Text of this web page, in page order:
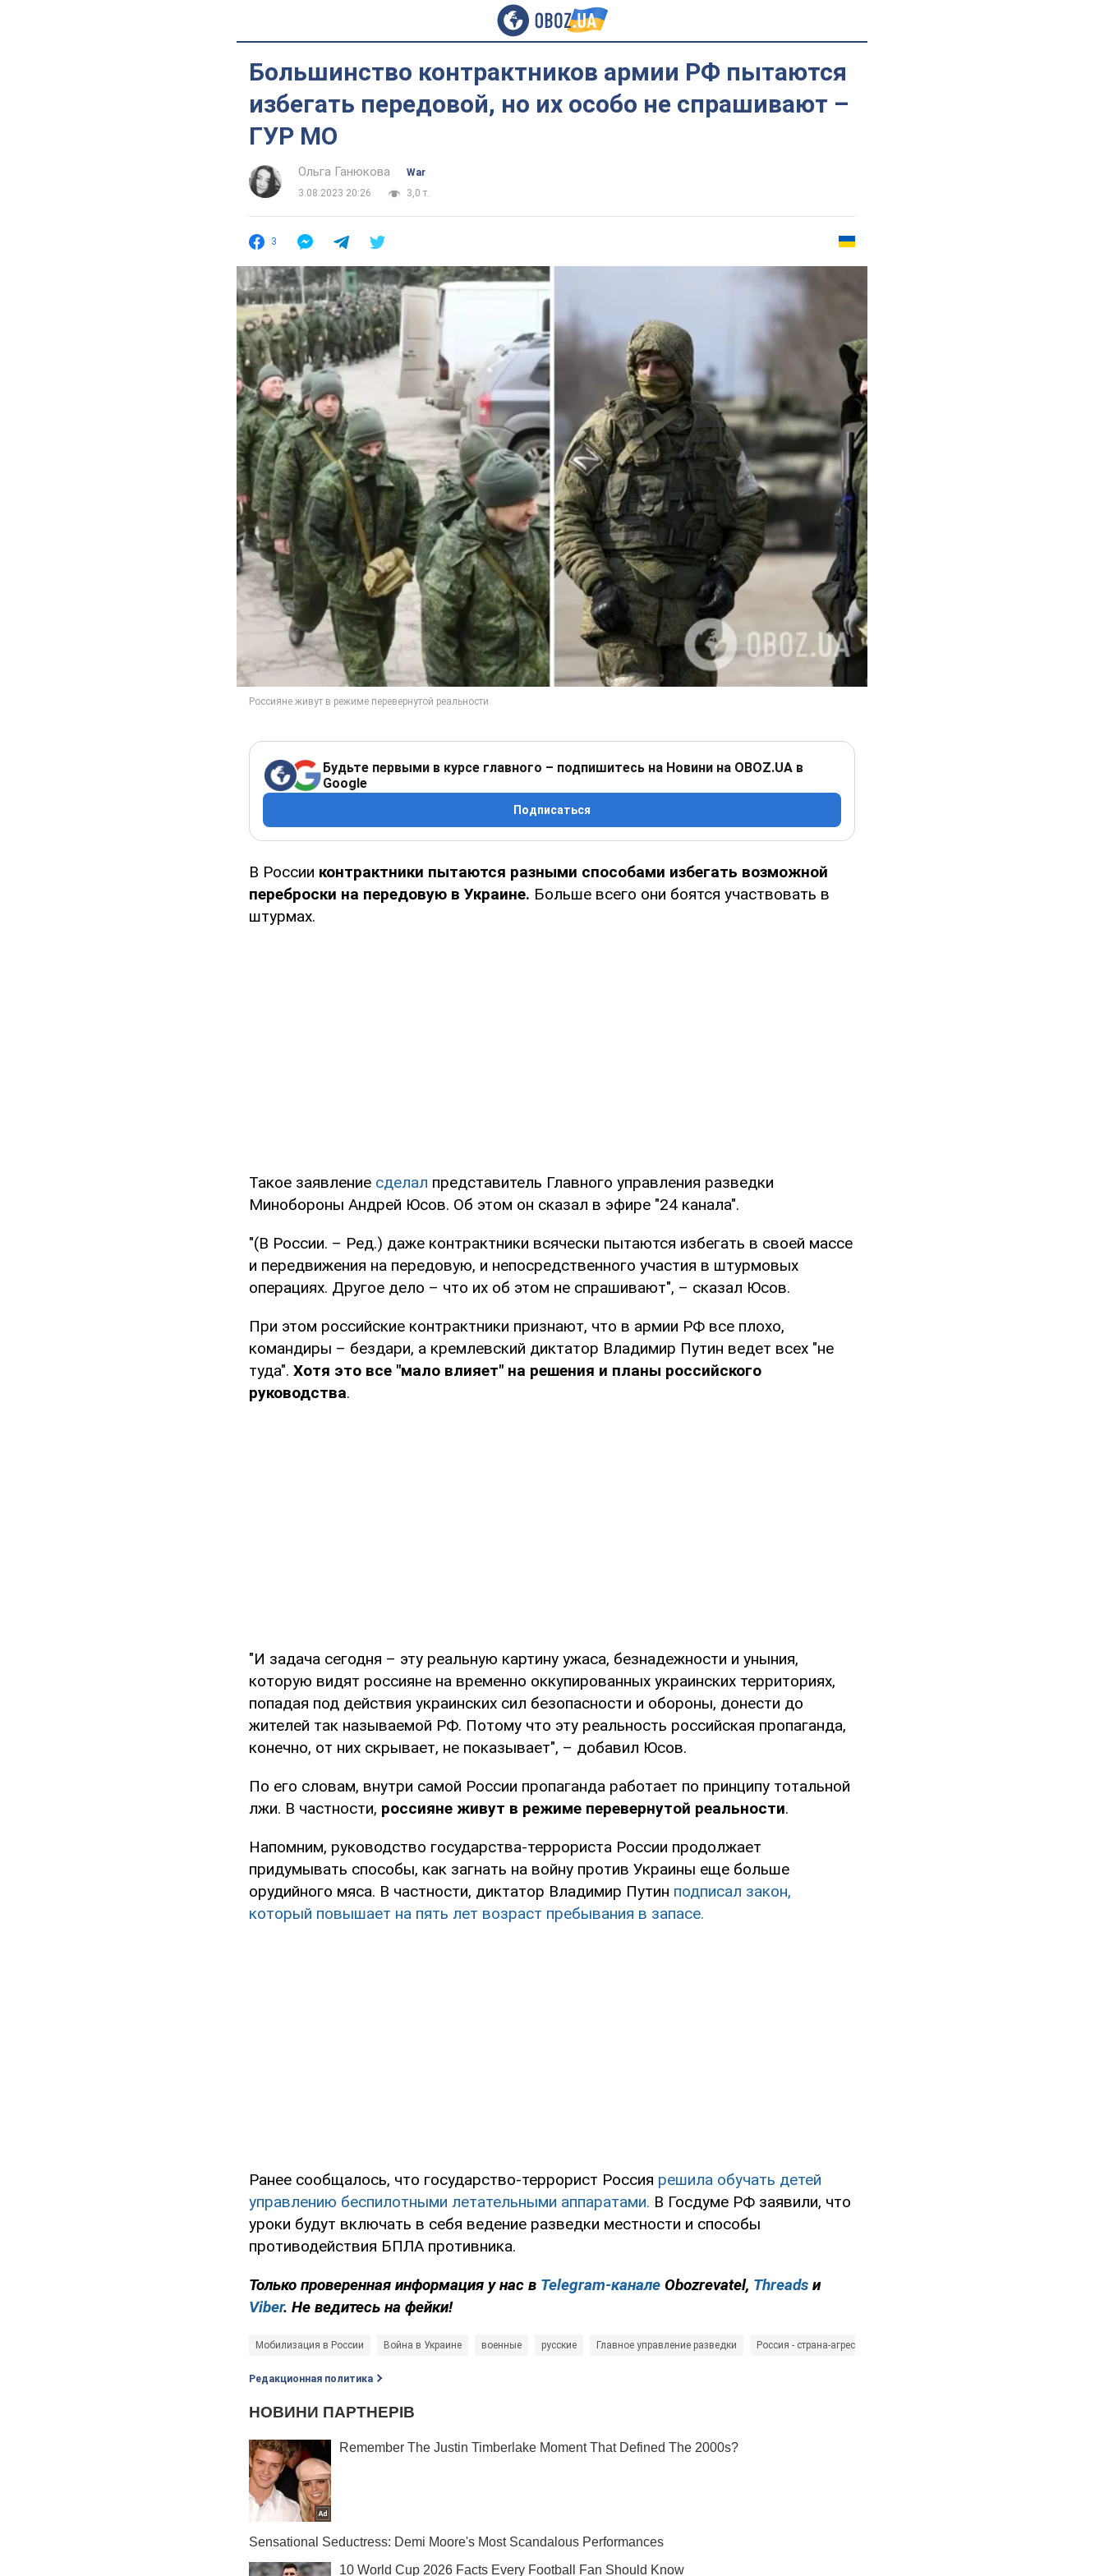
Большинство контрактников армии РФ пытаются
избегать передовой, но их особо не спрашивают –
ГУР МО
Ольга Ганюкова
War
3.08.2023 20:26
3,0 т.
3
Будьте первыми в курсе главного – подпишитесь на Новини на OBOZ.UA в
Google
Подписаться
В России контрактники пытаются разными способами избегать возможной
переброски на передовую в Украине. Больше всего они боятся участвовать в
штурмах.
Такое заявление сделал представитель Главного управления разведки
Минобороны Андрей Юсов. Об этом он сказал в эфире "24 канала".
"(В России. – Ред.) даже контрактники всячески пытаются избегать в своей массе
и передвижения на передовую, и непосредственного участия в штурмовых
операциях. Другое дело – что их об этом не спрашивают", – сказал Юсов.
При этом российские контрактники признают, что в армии РФ все плохо,
командиры – бездари, а кремлевский диктатор Владимир Путин ведет всех "не
туда". Хотя это все "мало влияет" на решения и планы российского
руководства.
"И задача сегодня – эту реальную картину ужаса, безнадежности и уныния,
которую видят россияне на временно оккупированных украинских территориях,
попадая под действия украинских сил безопасности и обороны, донести до
жителей так называемой РФ. Потому что эту реальность российская пропаганда,
конечно, от них скрывает, не показывает", – добавил Юсов.
По его словам, внутри самой России пропаганда работает по принципу тотальной
лжи. В частности, россияне живут в режиме перевернутой реальности.
Напомним, руководство государства-террориста России продолжает
придумывать способы, как загнать на войну против Украины еще больше
орудийного мяса. В частности, диктатор Владимир Путин подписал закон,
который повышает на пять лет возраст пребывания в запасе.
Ранее сообщалось, что государство-террорист Россия решила обучать детей
управлению беспилотными летательными аппаратами. В Госдуме РФ заявили, что
уроки будут включать в себя ведение разведки местности и способы
противодействия БПЛА противника.
Только проверенная информация у нас в Telegram-канале Obozrevatel, Threads и
Viber. Не ведитесь на фейки!
Мобилизация в России Война в Украине военные русские Главное управление разведки Россия - страна-агрессор
Редакционная политика